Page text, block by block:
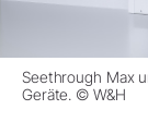
Seethrough Max
Geräte. © W&H